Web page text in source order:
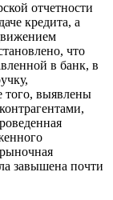
отчетности
кредита, а
что
в банк, в
выявлены
завышена почти